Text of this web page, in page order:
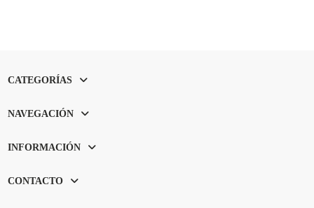
CATEGORÍAS
NAVEGACIÓN
INFORMACIÓN
CONTACTO